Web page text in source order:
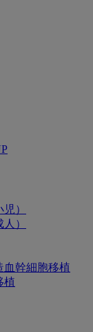
）
）
幹細胞移植
植